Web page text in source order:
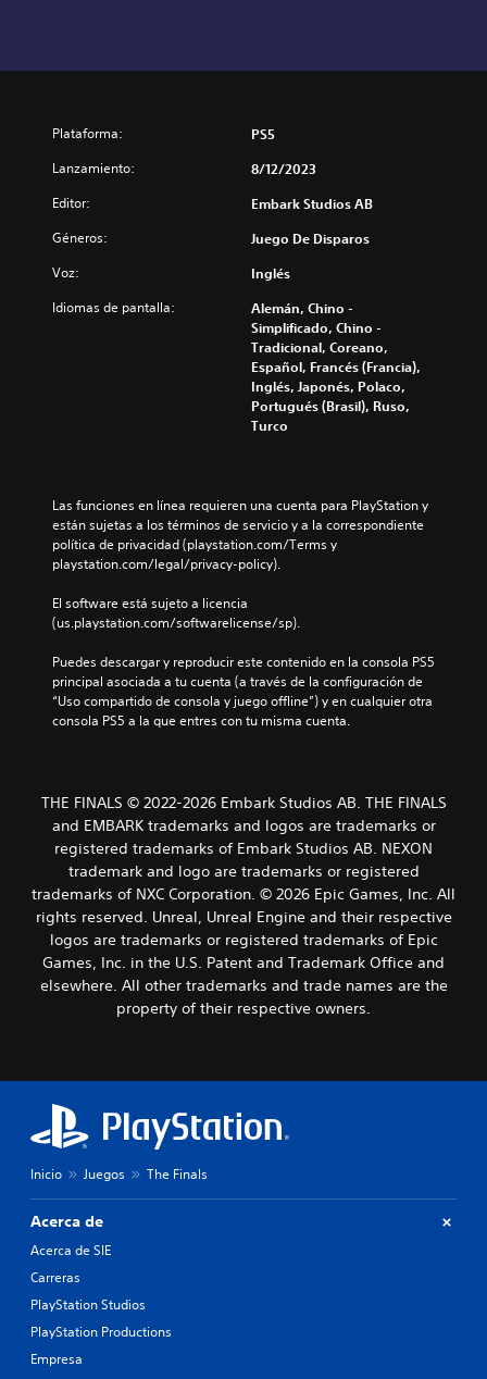
Plataforma: PS5
Lanzamiento: 8/12/2023
Editor: Embark Studios AB
Géneros: Juego De Disparos
Voz: Inglés
Idiomas de pantalla:
Alemán, Chino -
Simplificado, Chino -
Tradicional, Coreano,
Español, Francés (Francia),
Inglés, Japonés, Polaco,
Portugués (Brasil), Ruso,
Turco
Las funciones en línea requieren una cuenta para PlayStation y
están sujetas a los términos de servicio y a la correspondiente
política de privacidad (playstation.com/Terms y
playstation.com/legal/privacy-policy).
El software está sujeto a licencia
(us.playstation.com/softwarelicense/sp).
Puedes descargar y reproducir este contenido en la consola PS5
principal asociada a tu cuenta (a través de la configuración de
“Uso compartido de consola y juego offline”) y en cualquier otra
consola PS5 a la que entres con tu misma cuenta.
THE FINALS © 2022-2026 Embark Studios AB. THE FINALS
and EMBARK trademarks and logos are trademarks or
registered trademarks of Embark Studios AB. NEXON
trademark and logo are trademarks or registered
trademarks of NXC Corporation. © 2026 Epic Games, Inc. All
rights reserved. Unreal, Unreal Engine and their respective
logos are trademarks or registered trademarks of Epic
Games, Inc. in the U.S. Patent and Trademark Office and
elsewhere. All other trademarks and trade names are the
property of their respective owners.
Inicio Juegos The Finals
Acerca de
Acerca de SIE
Carreras
PlayStation Studios
PlayStation Productions
Empresa